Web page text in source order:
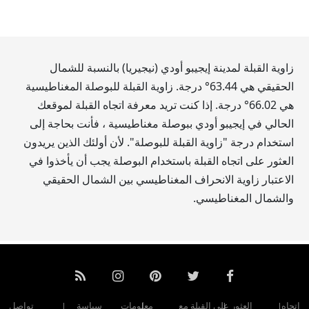
زاوية القبلة لمدينة إيجيبو أودي (نيجيريا) بالنسبة للشمال
الحقيقي هي63.44° درجة. زاوية القبلة للبوصلة المغناطيسية
هي66.02° درجة. إذا كنت تريد معرفة اتجاه القبلة لموقعك
الحالي في إيجيبو أودي ببوصلة مغناطيسية ، فأنت بحاجة إلى
استخدام درجة "زاوية القبلة للبوصلة". لأن أولئك الذين يريدون
العثور على اتجاه القبلة باستخدام البوصلة يجب أن يأخذوا في
الاعتبار زاوية الانحراف المغناطيسي بين الشمال الحقيقي
والشمال المغناطيسي.
اتجاه العثور على القبلة مع معلومات سياسة تواصل